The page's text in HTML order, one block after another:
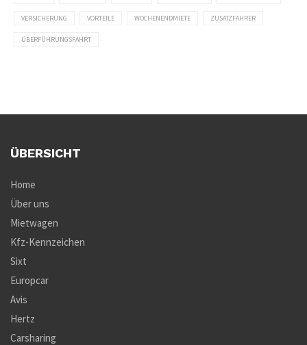
VERSICHERUNG VORTEILE WOCHENENDMIETE ZUSATZFAHRER
ÜBERFÜHRUNGSFAHRT
ÜBERSICHT
Home
Über uns
Mietwagen
Kfz-Kennzeichen
Sixt
Europcar
Avis
Hertz
Carsharing